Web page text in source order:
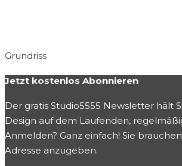
Grundriss
Jetzt kostenlos Abonnieren
Der gratis Studio5555 Newsletter hält
Design auf dem Laufenden,
Anmelden? Ganz einfach! Sie
Adresse anzugeben.